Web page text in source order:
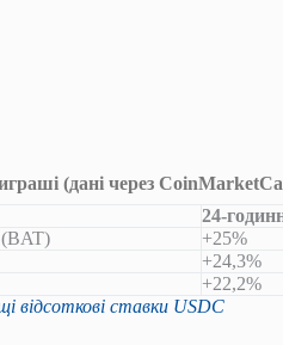
(дані через
24-
(BAT) +25%
+24,3%
+22,2%
відсоткові ставки USDC